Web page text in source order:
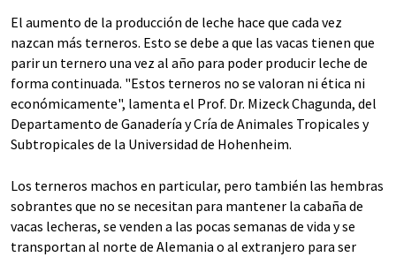
El aumento de la producción de leche hace que cada vez
nazcan más terneros. Esto se debe a que las vacas tienen que
parir un ternero una vez al año para poder producir leche de
forma continuada. "Estos terneros no se valoran ni ética ni
económicamente", lamenta el Prof. Dr. Mizeck Chagunda, del
Departamento de Ganadería y Cría de Animales Tropicales y
Subtropicales de la Universidad de Hohenheim.
Los terneros machos en particular, pero también las hembras
sobrantes que no se necesitan para mantener la cabaña de
vacas lecheras, se venden a las pocas semanas de vida y se
transportan al norte de Alemania o al extranjero para ser